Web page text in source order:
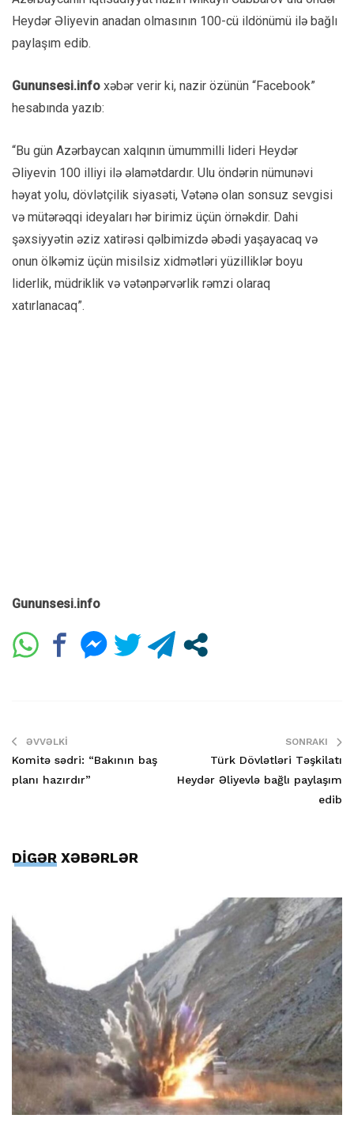
Heydər Əliyevin anadan olmasının 100-cü ildönümü ilə bağlı
paylaşım edib.
Gununsesi.info xəbər verir ki, nazir özünün “Facebook”
hesabında yazıb:
“Bu gün Azərbaycan xalqının ümummilli lideri Heydər
Əliyevin 100 illiyi ilə əlamətdardır. Ulu öndərin nümunəvi
həyat yolu, dövlətçilik siyasəti, Vətənə olan sonsuz sevgisi
və mütərəqqi ideyaları hər birimiz üçün örnəkdir. Dahi
şəxsiyyətin əziz xatirəsi qəlbimizdə əbədi yaşayacaq və
onun ölkəmiz üçün misilsiz xidmətləri yüzilliklər boyu
liderlik, müdriklik və vətənpərvərlik rəmzi olaraq
xatırlanacaq”.
Gununsesi.info
ƏVVƏLKI
Komitə sədri: “Bakının baş
planı hazırdır”
SONRAKI
Türk Dövlətləri Təşkilatı
Heydər Əliyevlə bağlı paylaşım
edib
DİGƏR XƏBƏRLƏR